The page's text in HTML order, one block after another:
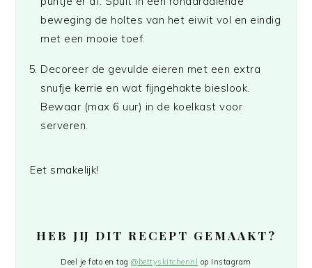
beweging de holtes van het eiwit vol en eindig
met een mooie toef.
Decoreer de gevulde eieren met een extra
snufje kerrie en wat fijngehakte bieslook.
Bewaar (max 6 uur) in de koelkast voor
serveren.
Eet smakelijk!
HEB JIJ DIT RECEPT GEMAAKT?
Deel je foto en tag@bettyskitchennl op Instagram